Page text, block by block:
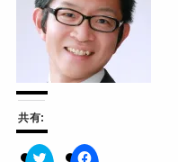
共有: